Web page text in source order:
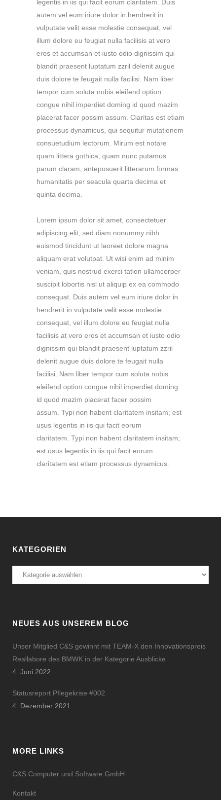
legentis in iis qui facit eorum claritatem. Duis
autem vel eum iriure dolor in hendrerit in
vulputate velit esse molestie consequat, vel
illum dolore eu feugiat nulla facilisis at vero
eros et accumsan et iusto odio dignissim qui
blandit praesent luptatum zzril delenit augue
duis dolore te feugait nulla facilisi. Nam liber
tempor cum soluta nobis eleifend option
congue nihil imperdiet doming id quod mazim
placerat facer possim assum. Claritas est etiam
processus dynamicus, qui sequitur mutationem
consuetudium lectorum. Mirum est notare
quam littera gothica, quam nunc putamus
parum claram, anteposuerit litterarum formas
humanitatis per seacula quarta decima et
quinta decima.
Lorem ipsum dolor sit amet, consectetuer
adipiscing elit, sed diam nonummy nibh
euismod tincidunt ut laoreet dolore magna
aliquam erat volutpat. Ut wisi enim ad minim
veniam, quis nostrud exerci tation ullamcorper
suscipit lobortis nisl ut aliquip ex ea commodo
consequat. Duis autem vel eum iriure dolor in
hendrerit in vulputate velit esse molestie
consequat, vel illum dolore eu feugiat nulla
facilisis at vero eros et accumsan et iusto odio
dignissim qui blandit praesent luptatum zzril
delenit augue duis dolore te feugait nulla
facilisi. Nam liber tempor cum soluta nobis
eleifend option congue nihil imperdiet doming
id quod mazim placerat facer possim
assum. Typi non habent claritatem insitam; est
usus legentis in iis qui facit eorum
claritatem. Typi non habent claritatem insitam;
est usus legentis in iis qui facit eorum
claritatem est etiam processus dynamicus.
KATEGORIEN
Kategorien
NEUES AUS UNSEREM BLOG
Unser Mitglied C&S gewinnt mit TEAM-X den Innovationspreis
Reallabore des BMWK in der Kategorie Ausblicke
4. Juni 2022
Statusreport Pflegekrise #002
4. Dezember 2021
MORE LINKS
C&S Computer und Software GmbH
Kontakt